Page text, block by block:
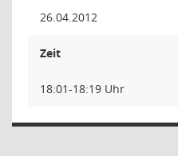
26.04.2012
Zeit
18:01-18:19 Uhr